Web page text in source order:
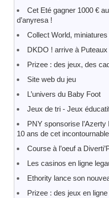
Cet Eté gagner 1000 €
d’anyresa !
Collect World, miniatures
DKDO ! arrive à Puteaux
Prizee : des jeux, des
Site web du jeu
L’univers du Baby Foot
Jeux de tri - Jeux
PNY sponsorise
10 ans de cet
Course à l’oeuf a
Les casinos en ligne
Ethority lance son
Prizee : des jeux en